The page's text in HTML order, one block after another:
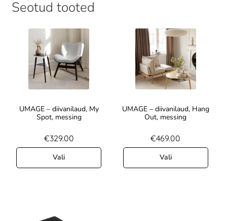
Seotud tooted
UMAGE – diivanilaud, My
Spot, messing
€329.00
Vali
UMAGE – diivanilaud, Hang
Out, messing
€469.00
Vali